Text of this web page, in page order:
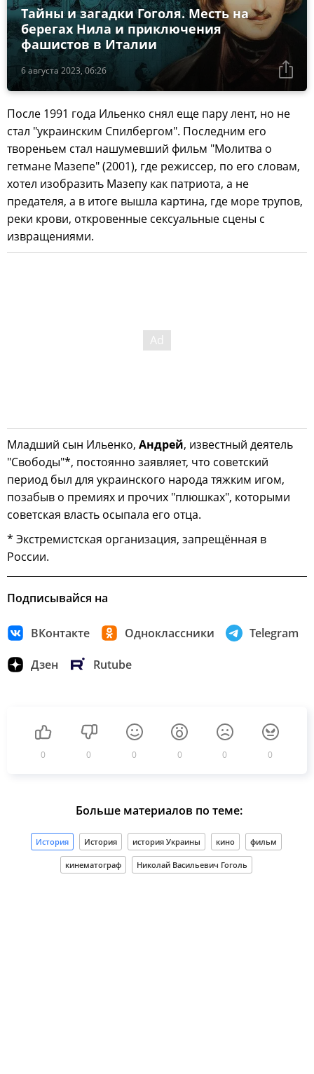
6 августа 2023, 06:26
Тайны и загадки Гоголя. Месть на
берегах Нила и приключения
фашистов в Италии
После 1991 года Ильенко снял еще пару лент, но не
стал "украинским Спилбергом". Последним его
твореньем стал нашумевший фильм "Молитва о
гетмане Мазепе" (2001), где режиссер, по его словам,
хотел изобразить Мазепу как патриота, а не
предателя, а в итоге вышла картина, где море трупов,
реки крови, откровенные сексуальные сцены с
извращениями.
Младший сын Ильенко, Андрей, известный деятель
"Свободы"*, постоянно заявляет, что советский
период был для украинского народа тяжким игом,
позабыв о премиях и прочих "плюшках", которыми
советская власть осыпала его отца.
* Экстремистская организация, запрещённая в
России.
Подписывайся на
ВКонтакте Одноклассники Telegram
Дзен Rutube
0 0 0 0 0 0
Больше материалов по теме:
История История история Украины кино фильм
кинематограф Николай Васильевич Гоголь